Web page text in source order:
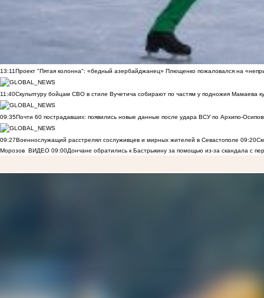
13:11Проект "Пятая колонна": «бедный азербайджанец» Плющенко пожаловался на
11:40Скульптуру бойцам СВО в стиле Вучетича собирают по частям у подножия Мамаева
09:35Почти 60 пострадавших: появились новые данные после удара ВСУ по Архипо-
09:27Военнослужащий расстрелял сослуживцев и мирных жителей в Севастополе 09:20
Морозов
ВИДЕО 09:00Дончане обратились к Бастрыкину за помощью из-за скандала с